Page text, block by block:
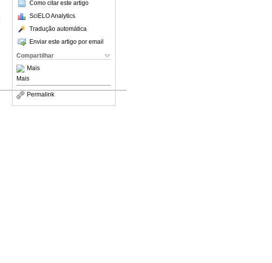
Como citar este artigo
SciELO Analytics
Tradução automática
Enviar este artigo por email
Compartilhar
Mais
Mais
Permalink